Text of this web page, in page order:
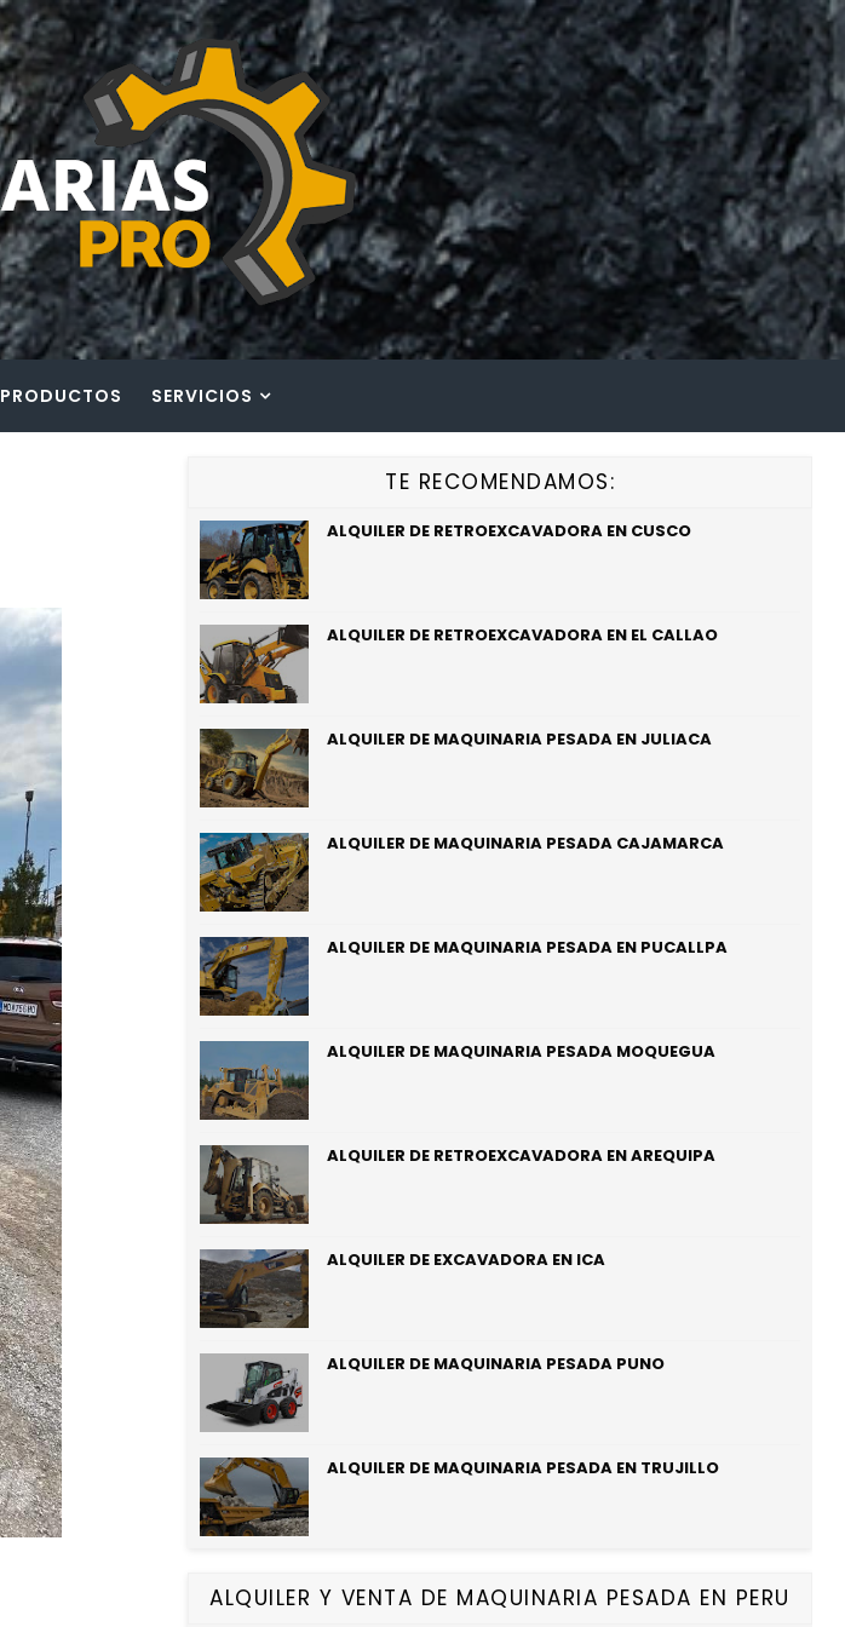
PRODUCTOS SERVICIOS
TE RECOMENDAMOS:
ALQUILER DE RETROEXCAVADORA EN CUSCO
ALQUILER DE RETROEXCAVADORA EN EL CALLAO
ALQUILER DE MAQUINARIA PESADA EN JULIACA
ALQUILER DE MAQUINARIA PESADA CAJAMARCA
ALQUILER DE MAQUINARIA PESADA EN PUCALLPA
ALQUILER DE MAQUINARIA PESADA MOQUEGUA
ALQUILER DE RETROEXCAVADORA EN AREQUIPA
ALQUILER DE EXCAVADORA EN ICA
ALQUILER DE MAQUINARIA PESADA PUNO
ALQUILER DE MAQUINARIA PESADA EN TRUJILLO
ALQUILER Y VENTA DE MAQUINARIA PESADA EN PERU